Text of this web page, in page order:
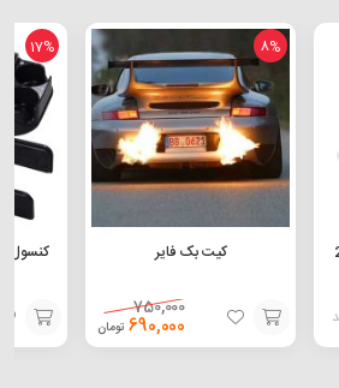
8%
کیت بک فایر
750,000
690,000 تومان
افزودن
17%
افزودن